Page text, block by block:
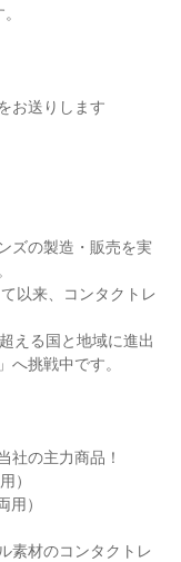
お送りします
ズの製造・販売を実
以来、コンタクトレ
える国と地域に進出
へ挑戦中です。
社の主力商品！
）
用）
素材のコンタクトレ